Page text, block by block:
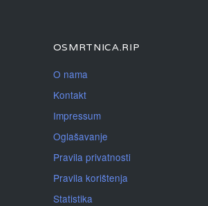
OSMRTNICA.RIP
O nama
Kontakt
Impressum
Oglašavanje
Pravila privatnosti
Pravila korištenja
Statistika